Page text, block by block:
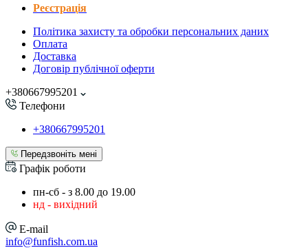
Реєстрація
Політика захисту та обробки персональних даних
Оплата
Доставка
Договір публічної оферти
+380667995201
Телефони
+380667995201
Передзвоніть мені
Графік роботи
пн-сб - з 8.00 до 19.00
нд - вихідний
E-mail
info@funfish.com.ua